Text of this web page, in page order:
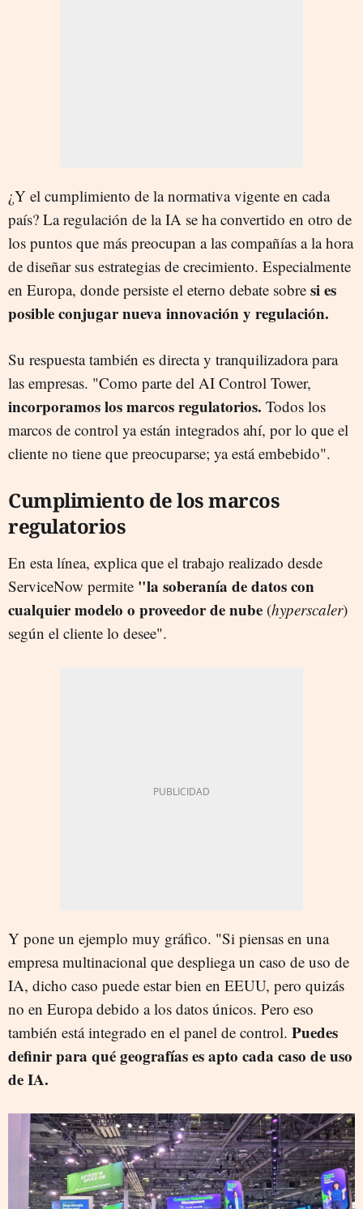
¿Y el cumplimiento de la normativa vigente en cada
país? La regulación de la IA se ha convertido en otro de
los puntos que más preocupan a las compañías a la hora
de diseñar sus estrategias de crecimiento. Especialmente
en Europa, donde persiste el eterno debate sobre si es
posible conjugar nueva innovación y regulación.
Su respuesta también es directa y tranquilizadora para
las empresas. "Como parte del AI Control Tower,
incorporamos los marcos regulatorios. Todos los
marcos de control ya están integrados ahí, por lo que el
cliente no tiene que preocuparse; ya está embebido".
Cumplimiento de los marcos
regulatorios
En esta línea, explica que el trabajo realizado desde
ServiceNow permite "la soberanía de datos con
cualquier modelo o proveedor de nube (hyperscaler)
según el cliente lo desee".
Y pone un ejemplo muy gráfico. "Si piensas en una
empresa multinacional que despliega un caso de uso de
IA, dicho caso puede estar bien en EEUU, pero quizás
no en Europa debido a los datos únicos. Pero eso
también está integrado en el panel de control. Puedes
definir para qué geografías es apto cada caso de uso
de IA.